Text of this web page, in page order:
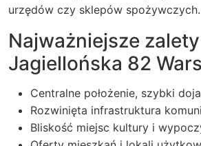
urzędów czy sklepów spożywczych.
Najważniejsze
Jagiellońska 82
Centralne położenie, szybki
Rozwinięta infrastruktura
Bliskość miejsc kultury i